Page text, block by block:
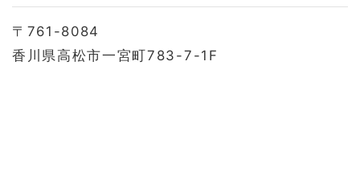
〒761-8084
香川県高松市一宮町783-7-1F